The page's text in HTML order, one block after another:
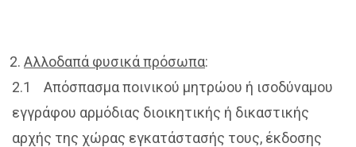
Αλλοδαπά φυσικά πρόσωπα:
2.1 Απόσπασμα ποινικού μητρώου ή ισοδύναμου
εγγράφου αρμόδιας διοικητικής ή δικαστικής
αρχής της χώρας εγκατάστασής τους, έκδοσης